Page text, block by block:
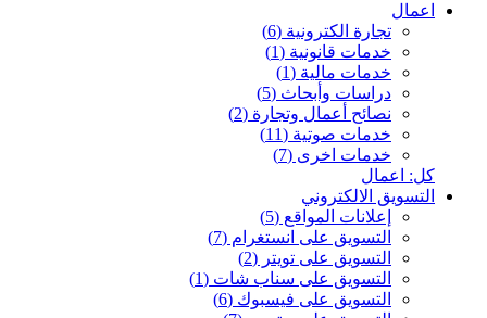
اعمال
تجارة الكترونية (6)
خدمات قانونية (1)
خدمات مالية (1)
دراسات وأبحاث (5)
نصائح أعمال وتجارة (2)
خدمات صوتية (11)
خدمات اخرى (7)
كل: اعمال
التسويق الالكتروني
إعلانات المواقع (5)
التسويق على انستغرام (7)
التسويق على تويتر (2)
التسويق على سناب شات (1)
التسويق على فيسبوك (6)